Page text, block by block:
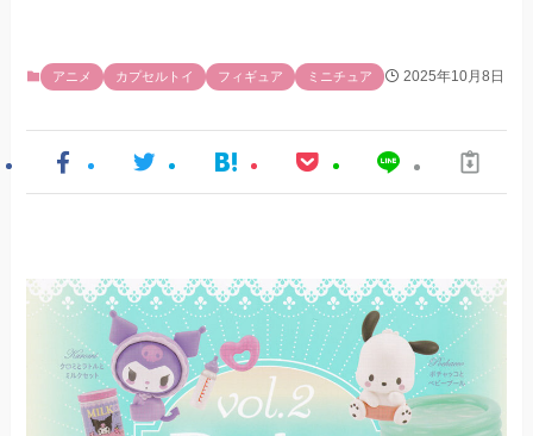
アニメ カプセルトイ フィギュア ミニチュア 2025年10月8日